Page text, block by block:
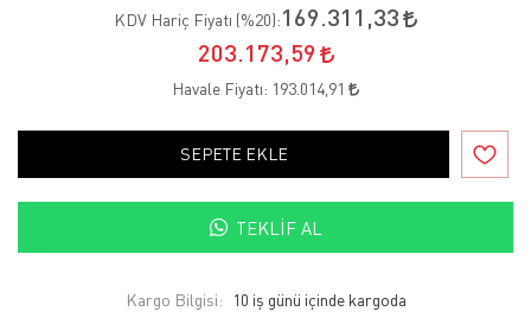
KDV Hariç Fiyatı (%20):169.311,33
203.173,59
Havale Fiyatı: 193.014,91
SEPETE EKLE
TEKLIF AL
Kargo Bilgisi:
10 iş günü içinde kargoda